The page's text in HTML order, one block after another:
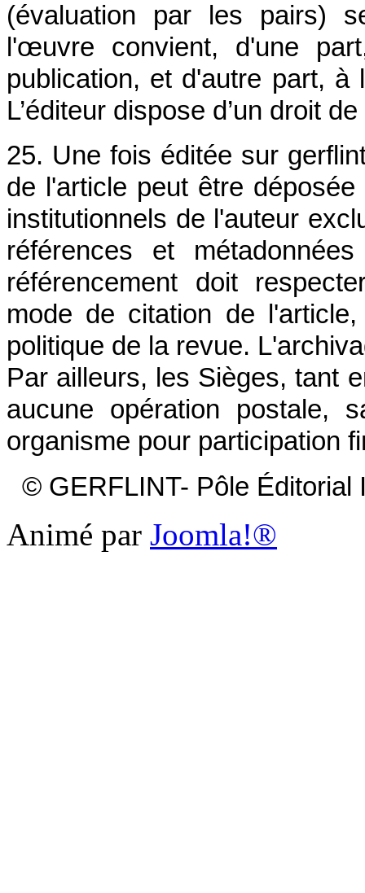
(évaluation par les pairs)
l'œuvre convient, d'une
publication, et d'autre part, à
L’éditeur dispose d’un droit
25. Une fois éditée sur
de l'article peut être
institutionnels de l'auteur
références et
référencement doit
mode de citation de
politique de la revue.
Par ailleurs, les Sièges, tant
aucune opération postale,
organisme pour participation
© GERFLINT- Pôle Éditorial
Animé par Joomla!®